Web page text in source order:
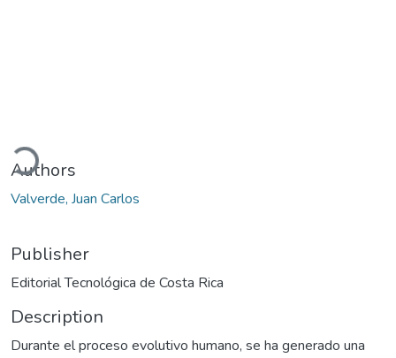
Loading...
Authors
Valverde, Juan Carlos
Publisher
Editorial Tecnológica de Costa Rica
Description
Durante el proceso evolutivo humano, se ha generado una